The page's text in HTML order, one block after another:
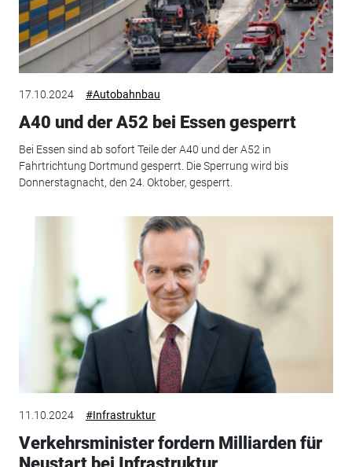
17.10.2024 #Autobahnbau
A40 und der A52 bei Essen gesperrt
Bei Essen sind ab sofort Teile der A40 und der A52 in
Fahrtrichtung Dortmund gesperrt. Die Sperrung wird bis
Donnerstagnacht, den 24. Oktober, gesperrt.
11.10.2024 #Infrastruktur
Verkehrsminister fordern Milliarden für